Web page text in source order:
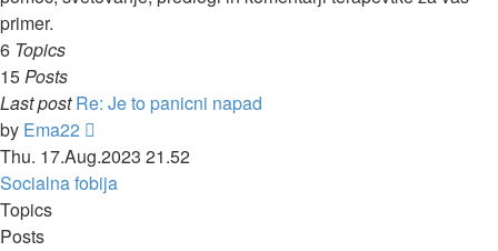
primer.
6 Topics
15Posts
Last post Re: Je to panicni napad
by Ema22
the
latest
Thu. 17.Aug.2023 21.52
Socialna fobija
Topics
Posts